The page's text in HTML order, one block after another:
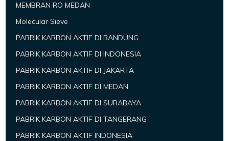
MEMBRAN RO MEDAN
Molecular Sieve
PABRIK KARBON AKTIF DI BANDUNG
PABRIK KARBON AKTIF DI INDONESIA
PABRIK KARBON AKTIF DI JAKARTA
PABRIK KARBON AKTIF DI MEDAN
PABRIK KARBON AKTIF DI SURABAYA
PABRIK KARBON AKTIF DI TANGERANG
PABRIK KARBON AKTIF INDONESIA